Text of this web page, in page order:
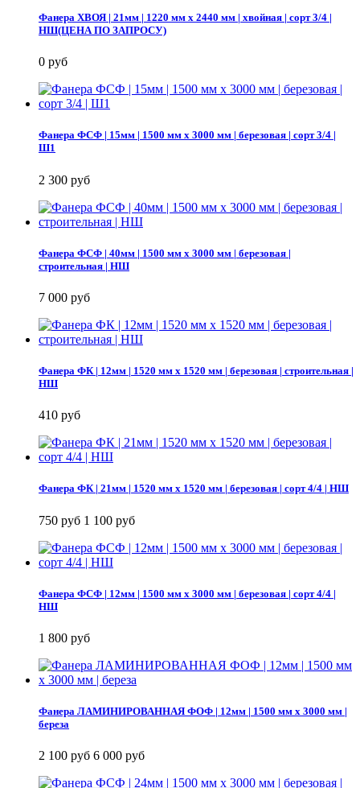
Фанера ХВОЯ | 21мм | 1220 мм х 2440 мм | хвойная | сорт 3/4 |
НШ(ЦЕНА ПО ЗАПРОСУ)
0 руб
Фанера ФСФ | 15мм | 1500 мм х 3000 мм | березовая | сорт 3/4 |
Ш1
2 300 руб
Фанера ФСФ | 40мм | 1500 мм х 3000 мм | березовая |
строительная | НШ
7 000 руб
Фанера ФК | 12мм | 1520 мм х 1520 мм | березовая | строительная |
НШ
410 руб
Фанера ФК | 21мм | 1520 мм х 1520 мм | березовая | сорт 4/4 | НШ
750 руб 1 100 руб
Фанера ФСФ | 12мм | 1500 мм х 3000 мм | березовая | сорт 4/4 |
НШ
1 800 руб
Фанера ЛАМИНИРОВАННАЯ ФОФ | 12мм | 1500 мм х 3000 мм |
береза
2 100 руб 6 000 руб